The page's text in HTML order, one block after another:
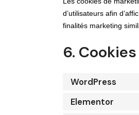
d’utilisateurs afin
finalités marketing
6.
WordPress
Elementor